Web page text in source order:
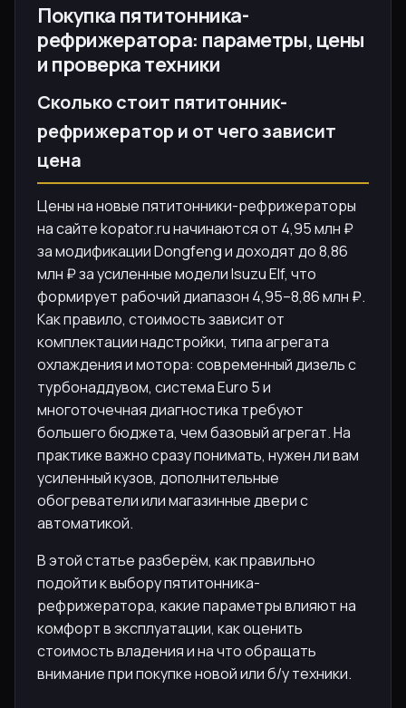
Покупка пятитонника-
рефрижератора: параметры, цены
и проверка техники
Сколько стоит пятитонник-
рефрижератор и от чего зависит
цена
Цены на новые пятитонники-рефрижераторы
на сайте kopator.ru начинаются от 4,95 млн ₽
за модификации Dongfeng и доходят до 8,86
млн ₽ за усиленные модели Isuzu Elf, что
формирует рабочий диапазон 4,95–8,86 млн ₽.
Как правило, стоимость зависит от
комплектации надстройки, типа агрегата
охлаждения и мотора: современный дизель с
турбонаддувом, система Еuro 5 и
многоточечная диагностика требуют
большего бюджета, чем базовый агрегат. На
практике важно сразу понимать, нужен ли вам
усиленный кузов, дополнительные
обогреватели или магазинные двери с
автоматикой.
В этой статье разберём, как правильно
подойти к выбору пятитонника-
рефрижератора, какие параметры влияют на
комфорт в эксплуатации, как оценить
стоимость владения и на что обращать
внимание при покупке новой или б/у техники.